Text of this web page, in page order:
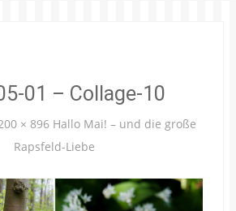
01 – Collage-10
× 896 Hallo Mai! – und die große
Rapsfeld-Liebe